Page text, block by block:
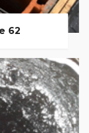
62